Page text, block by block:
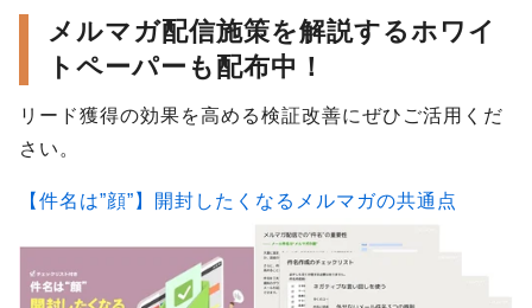
メルマガ配信施策を解説するホワイ
トペーパーも配布中！
リード獲得の効果を高める検証改善にぜひご活用くだ
さい。
【件名は”顔”】開封したくなるメルマガの共通点